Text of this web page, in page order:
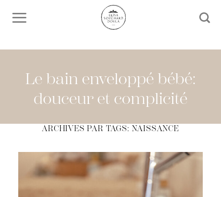
Le bain enveloppé bébé:
douceur et complicité
ARCHIVES PAR TAGS: NAISSANCE